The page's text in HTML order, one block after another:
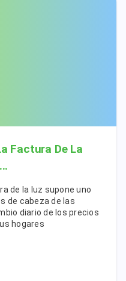
Factura De La
de la luz supone uno
de cabeza de las
diario de los precios
hogares